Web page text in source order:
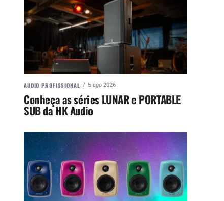
AUDIO PROFISSIONAL 5 ago 2026
Conheça as séries LUNAR e PORTABLE
SUB da HK Audio